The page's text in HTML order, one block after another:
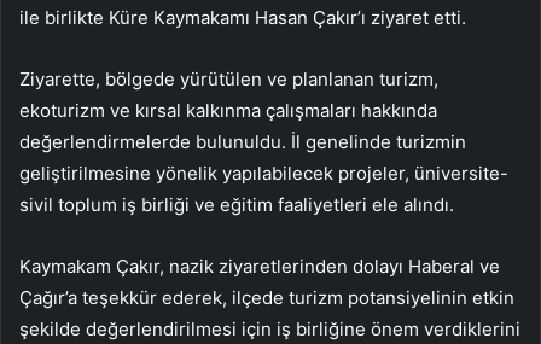
ile birlikte Küre Kaymakamı Hasan Çakır’ı ziyaret etti.
Ziyarette, bölgede yürütülen ve planlanan turizm,
ekoturizm ve kırsal kalkınma çalışmaları hakkında
değerlendirmelerde bulunuldu. İl genelinde turizmin
geliştirilmesine yönelik yapılabilecek projeler, üniversite-
sivil toplum iş birliği ve eğitim faaliyetleri ele alındı.
Kaymakam Çakır, nazik ziyaretlerinden dolayı Haberal ve
Çağır’a teşekkür ederek, ilçede turizm potansiyelinin etkin
şekilde değerlendirilmesi için iş birliğine önem verdiklerini